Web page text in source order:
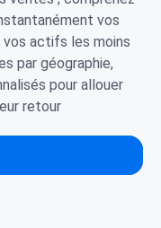
vos
actifs les moins
par géographie,
pour allouer
retour